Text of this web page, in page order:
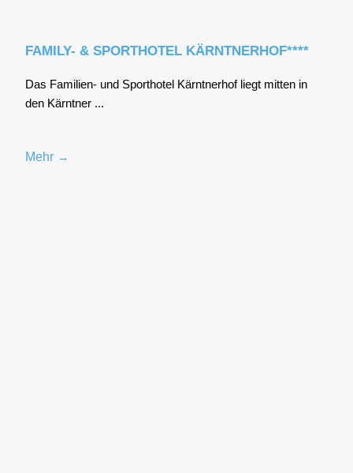
FAMILY- & SPORTHOTEL KÄRNTNERHOF****
Das Fami­li­en- und Sport­ho­tel Kärnt­ner­hof liegt mit­ten in
den Kärnt­ner ...
Mehr →